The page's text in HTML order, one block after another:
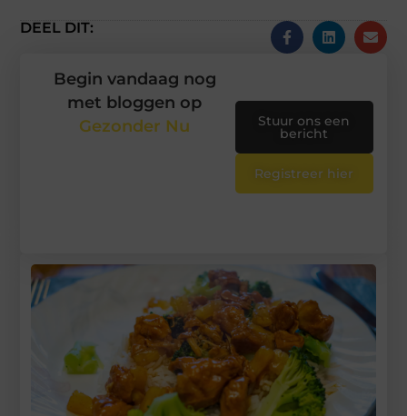
DEEL DIT:
Begin vandaag nog
met bloggen op
Gezonder Nu
Stuur ons een
bericht
Registreer hier